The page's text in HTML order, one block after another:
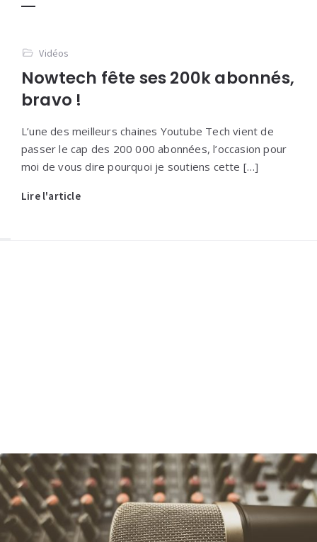
Vidéos
Nowtech fête ses 200k abonnés,
bravo !
L’une des meilleurs chaines Youtube Tech vient de
passer le cap des 200 000 abonnées, l’occasion pour
moi de vous dire pourquoi je soutiens cette […]
Lire l'article